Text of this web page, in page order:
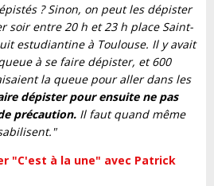
? Sinon, on peut les dépister
soir entre 20 h et 23 h place Saint-
estudiantine à Toulouse. Il y avait
à se faire dépister, et 600
la queue pour aller dans les
dépister pour ensuite ne pas
précaution. Il faut quand même
"C'est à la une" avec Patrick